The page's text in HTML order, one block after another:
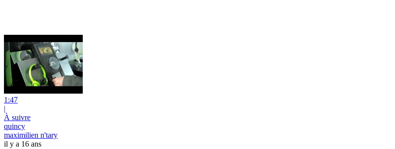
1:47
|
À suivre
quincy
maximilien n'tary
il y a 16 ans